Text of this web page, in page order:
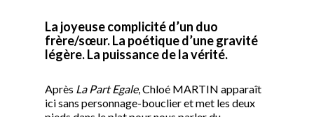
La joyeuse complicité d’un duo
frère/sœur. La poétique d’une gravité
légère. La puissance de la vérité.
Après La Part Egale, Chloé MARTIN apparaît
ici sans personnage-bouclier et met les deux